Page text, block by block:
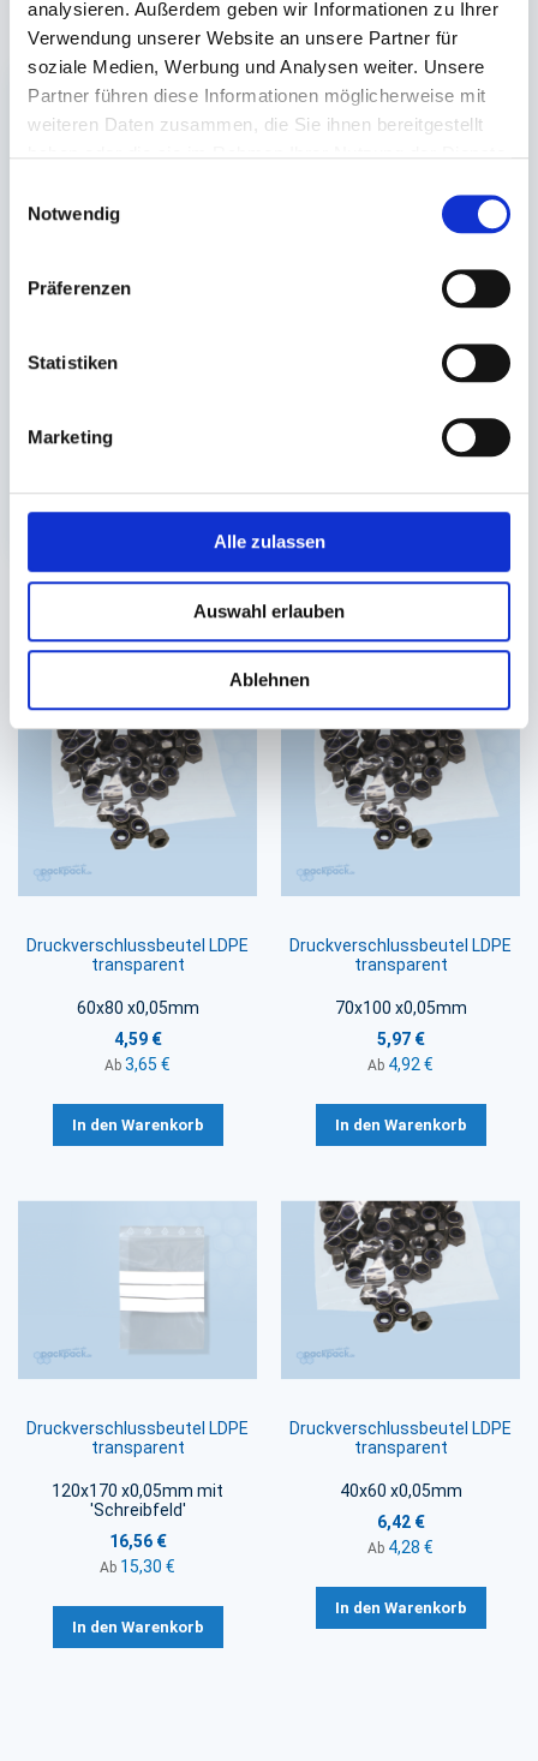
analysieren. Außerdem geben wir Informationen zu Ihrer
Verwendung unserer Website an unsere Partner für
soziale Medien, Werbung und Analysen weiter. Unsere
Partner führen diese Informationen möglicherweise mit
weiteren Daten zusammen, die Sie ihnen bereitgestellt
Notwendig
Präferenzen
Statistiken
Marketing
Alle zulassen
Auswahl erlauben
Ablehnen
DIN lang
'Rechnung + Lieferschein'
26,90 € In den Warenkorb
Sie könnten auch an folgenden Artikeln
Druckverschlussbeutel LDPE
transparent
60x80 x0,05mm
4,59 €
Ab 3,65 €
In den Warenkorb
Druckverschlussbeutel LDPE
transparent
70x100 x0,05mm
5,97 €
Ab 4,92 €
In den Warenkorb
Druckverschlussbeutel LDPE
transparent
120x170 x0,05mm mit
'Schreibfeld'
16,56 €
Ab 15,30 €
In den Warenkorb
Druckverschlussbeutel LDPE
transparent
40x60 x0,05mm
6,42 €
Ab 4,28 €
In den Warenkorb